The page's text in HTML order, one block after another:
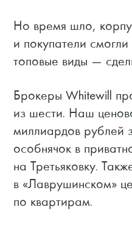
Но время шло,
и покупатели
топовые виды —
Брокеры Whitewill
из шести. Наш
миллиардов рублей
особнячок в
на Третьяковку.
в «Лаврушинском»
по квартирам.